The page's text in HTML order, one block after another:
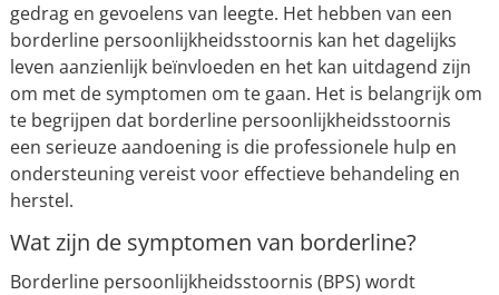
gedrag en gevoelens van leegte. Het hebben van een
borderline persoonlijkheidsstoornis kan het dagelijks
leven aanzienlijk beïnvloeden en het kan uitdagend zijn
om met de symptomen om te gaan. Het is belangrijk om
te begrijpen dat borderline persoonlijkheidsstoornis
een serieuze aandoening is die professionele hulp en
ondersteuning vereist voor effectieve behandeling en
herstel.
Wat zijn de symptomen van borderline?
Borderline persoonlijkheidsstoornis (BPS) wordt